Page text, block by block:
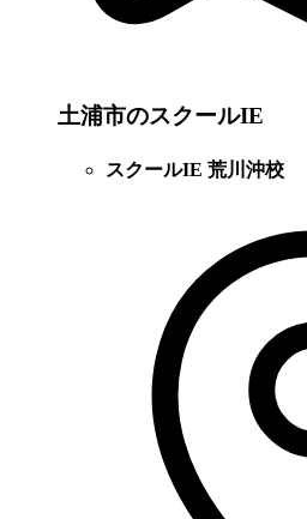
土浦市のスクールIE
スクールIE 荒川沖校